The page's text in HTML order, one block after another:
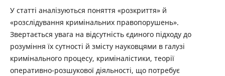
У статті аналізуються поняття «розкриття» й
«розслідування кримінальних правопорушень».
Звертається увага на відсутність єдиного підходу до
розуміння їх сутності й змісту науковцями в галузі
кримінального процесу, криміналістики, теорії
оперативно-розшукової діяльності, що потребує